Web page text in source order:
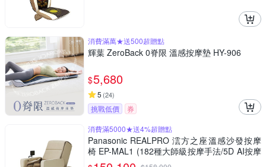
消費滿萬★送500超贈點
輝葉 ZeroBack 0脊限 溫感按摩墊 HY-906
$5,680
5 (24)
挑戰低價
券
消費滿5000★送4%超贈點
Panasonic REALPRO 澐方之座溫感沙發按摩
椅 EP-MAL1 (182種大師級按摩手法/5D AI按摩
技術)